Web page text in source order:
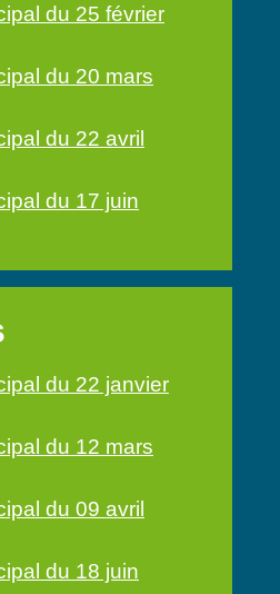
du 25 février
du 20 mars
du 22 avril
du 17 juin
du 22 janvier
du 12 mars
du 09 avril
du 18 juin